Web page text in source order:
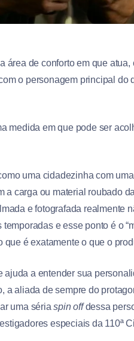
área de conforto em que
o personagem principal do
medida em que pode ser
uma cidadezinha com
carga ou material roubado
e fotografada realmente
e esse ponto é o
é exatamente o que o
ajuda a entender sua
a aliada de sempre do
uma sériaspin offdessa
especiais da 110ª